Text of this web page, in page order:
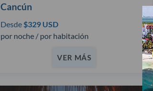
Cancún
Desde $329 USD
por noche / por habitación
VER MÁS